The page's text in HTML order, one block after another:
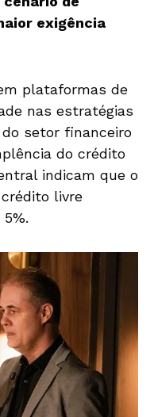
exigência
plataformas de
nas estratégias
setor financeiro
do crédito
indicam que o
livre